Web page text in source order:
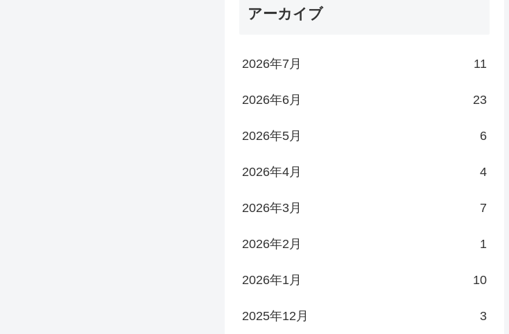
アーカイブ
2026年7月 11
2026年6月 23
2026年5月 6
2026年4月 4
2026年3月 7
2026年2月 1
2026年1月 10
2025年12月 3